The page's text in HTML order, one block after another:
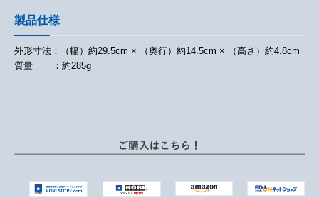
製品仕様
外形寸法：（幅）約29.5cm × （奥行）約14.5cm × （高さ）約4.8cm
質量 ：約285g